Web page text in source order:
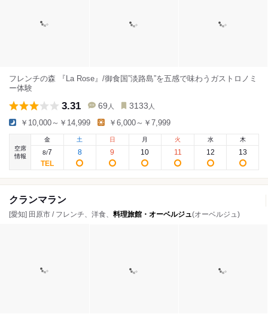
フレンチの森 『La Rose』/御食国”淡路島”を五感で味わうガストロノミ
ー体験
3.31 69 人 3133 人
￥10,000～￥14,999 ￥6,000～￥7,999
空席
情報
金
8/7
土
8
日
9
月
10
火
11
水
12
木
13
クランマラン
[愛知] 田原市 / フレンチ、洋食、 料理旅館・オーベルジュ(オーベルジュ)